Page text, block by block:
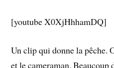
[youtube X0XjHhhamDQ]
Un clip qui donne la pêche.
et le cameraman. Beaucoup